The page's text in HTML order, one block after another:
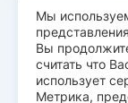
Распродажа
Лидеры продаж
© Арт Текс —
Мы
Вы
считать что
использует
Метрика,